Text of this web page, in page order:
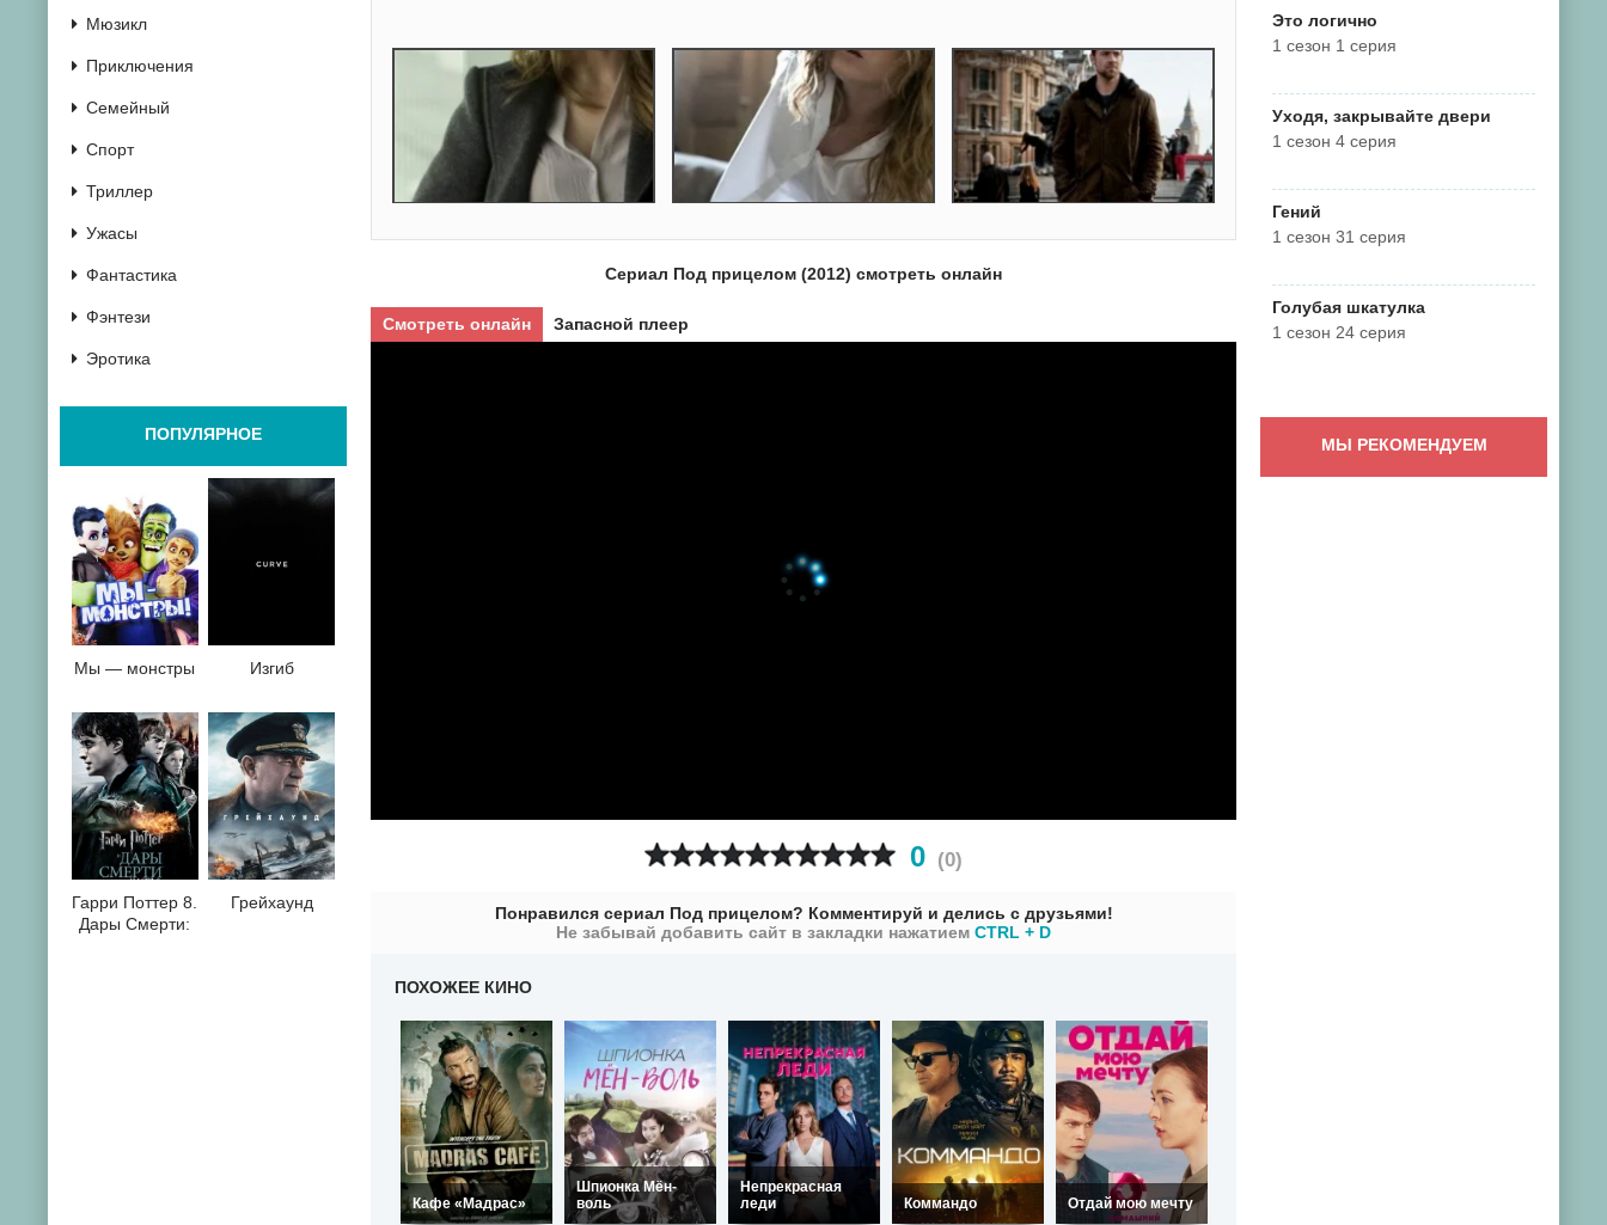
Сериал Под прицелом (2012) смотреть онлайн
Смотреть онлайн Запасной плеер
0 1 2 4 5 6 7 8 9 0 (0)
Понравился сериал Под прицелом? Комментируй и делись с друзьями!
Не забывай добавить сайт в закладки нажатием CTRL + D
ПОХОЖЕЕ КИНО
Кафе «Мадрас»
Шпионка Мён-
воль
Непрекрасная
леди
Коммандо Отдай мою мечту
Мюзикл
Приключения
Семейный
Спорт
Триллер
Ужасы
Фантастика
Фэнтези
Эротика
ПОПУЛЯРНОЕ
Мы — монстры Изгиб
Гарри Поттер 8.
Дары Смерти:
Грейхаунд
Это логично
1 сезон 1 серия
Уходя, закрывайте двери
1 сезон 4 серия
Гений
1 сезон 31 серия
Голубая шкатулка
1 сезон 24 серия
МЫ РЕКОМЕНДУЕМ